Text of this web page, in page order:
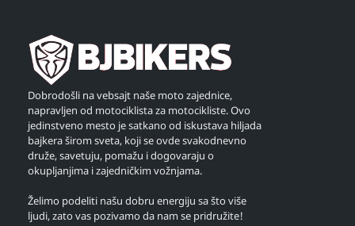
Dobrodošli na vebsajt naše moto zajednice,
napravljen od motociklista za motocikliste. Ovo
jedinstveno mesto je satkano od iskustava hiljada
bajkera širom sveta, koji se ovde svakodnevno
druže, savetuju, pomažu i dogovaraju o
okupljanjima i zajedničkim vožnjama.
Želimo podeliti našu dobru energiju sa što više
ljudi, zato vas pozivamo da nam se pridružite!